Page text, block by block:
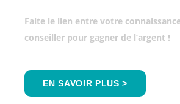
Faite le lien entre votre
conseiller pour gagner de l’argent !
EN SAVOIR PLUS >